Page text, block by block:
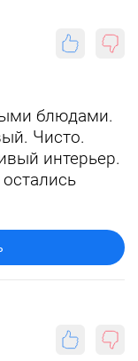
блюдами.
Чисто.
интерьер.